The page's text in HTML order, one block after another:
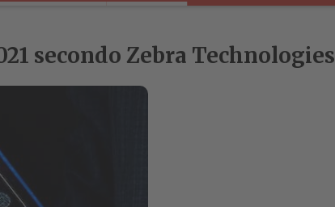
secondo Zebra Technologies